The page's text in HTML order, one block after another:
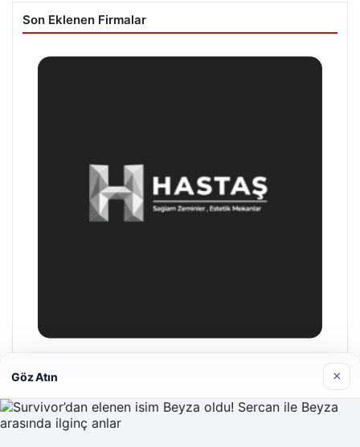
Son Eklenen Firmalar
Hastaş Beton
Göz Atın ×